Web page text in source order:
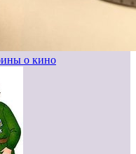
о кино